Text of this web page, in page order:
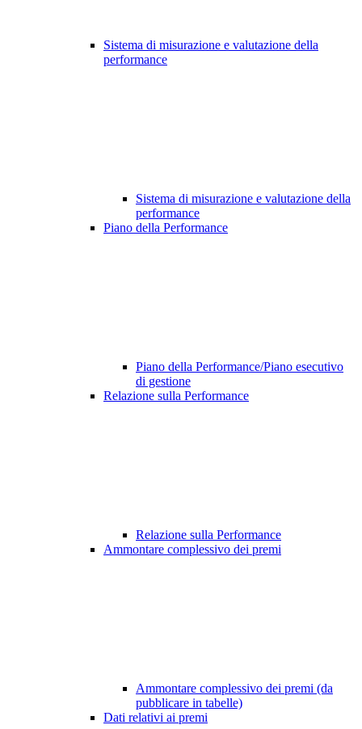
Sistema di misurazione e valutazione della
performance
Sistema di misurazione e valutazione della
performance
Piano della Performance
Piano della Performance/Piano esecutivo
di gestione
Relazione sulla Performance
Relazione sulla Performance
Ammontare complessivo dei premi
Ammontare complessivo dei premi (da
pubblicare in tabelle)
Dati relativi ai premi